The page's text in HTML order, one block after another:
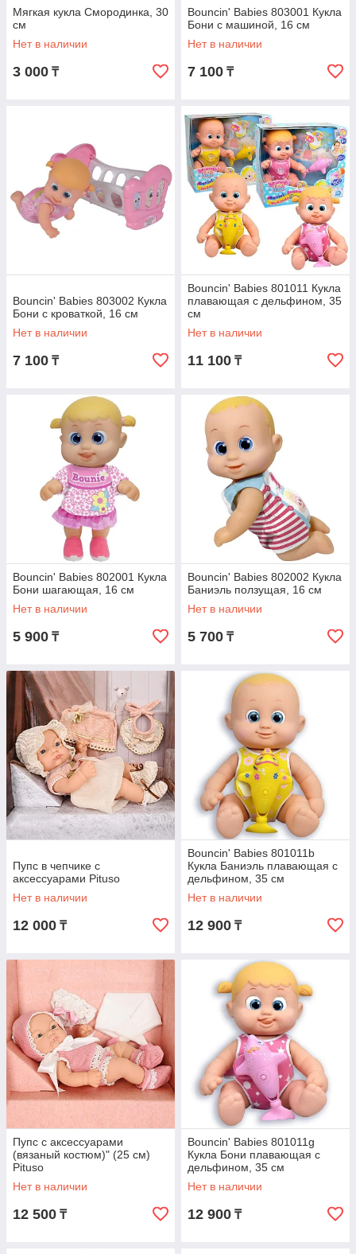
Мягкая кукла Смородинка, 30
см
Нет в наличии
3 000 ₸
Bouncin' Babies 803001 Кукла
Бони с машиной, 16 см
Нет в наличии
7 100 ₸
Bouncin' Babies 803002 Кукла
Бони с кроваткой, 16 см
Нет в наличии
7 100 ₸
Bouncin' Babies 801011 Кукла
плавающая с дельфином, 35
см
Нет в наличии
11 100 ₸
Bouncin' Babies 802001 Кукла
Бони шагающая, 16 см
Нет в наличии
5 900 ₸
Bouncin' Babies 802002 Кукла
Баниэль ползущая, 16 см
Нет в наличии
5 700 ₸
Пупс в чепчике с
аксессуарами Pituso
Нет в наличии
12 000 ₸
Bouncin' Babies 801011b
Кукла Баниэль плавающая с
дельфином, 35 см
Нет в наличии
12 900 ₸
Пупс с аксессуарами
(вязаный костюм)" (25 см)
Pituso
Нет в наличии
12 500 ₸
Bouncin' Babies 801011g
Кукла Бони плавающая с
дельфином, 35 см
Нет в наличии
12 900 ₸